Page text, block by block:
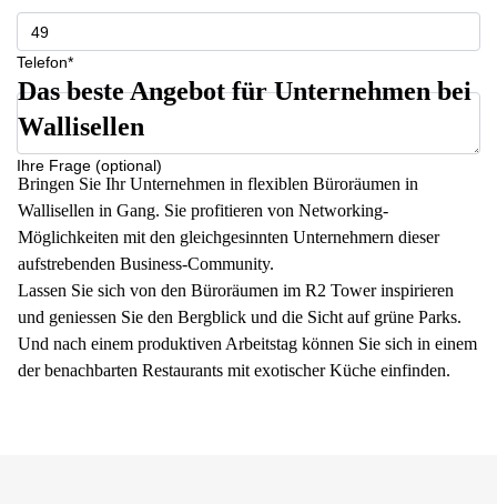
Telefon*
Ihre Frage (optional)
Das beste Angebot für Unternehmen bei
Wallisellen
Bringen Sie Ihr Unternehmen in flexiblen Büroräumen in
Wallisellen in Gang. Sie profitieren von Networking-
Möglichkeiten mit den gleichgesinnten Unternehmern dieser
aufstrebenden Business-Community.
Lassen Sie sich von den Büroräumen im R2 Tower inspirieren
und geniessen Sie den Bergblick und die Sicht auf grüne Parks.
Und nach einem produktiven Arbeitstag können Sie sich in einem
der benachbarten Restaurants mit exotischer Küche einfinden.